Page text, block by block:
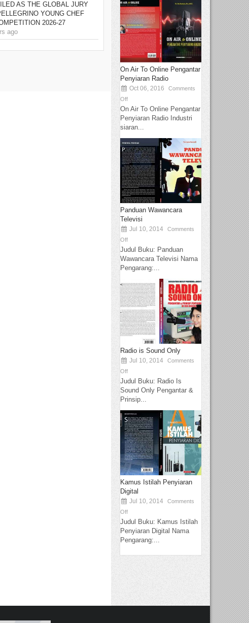
AS THE GLOBAL JURY
YOUNG CHEF
2026-27
ago
On Air To Online Pengantar
Penyiaran Radio
Oct 06, 2016
Comments
Off
On Air To Online Pengantar
Penyiaran Radio Industri
siaran...
Panduan Wawancara
Televisi
Jul 10, 2014
Comments
Off
Judul Buku: Panduan
Wawancara Televisi Nama
Pengarang:...
Radio is Sound Only
Jul 10, 2014
Comments
Off
Judul Buku: Radio Is
Sound Only Pengantar &
Prinsip...
Kamus Istilah Penyiaran
Digital
Jul 10, 2014
Comments
Off
Judul Buku: Kamus Istilah
Penyiaran Digital Nama
Pengarang:...